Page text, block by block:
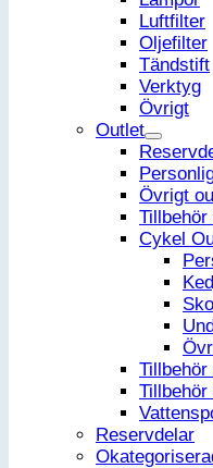
Luftfilter
Oljefilter
Tändstift
Verktyg
Övrigt
Outlet
Övrigt
Tillbehör
Cykel
Reservdelar